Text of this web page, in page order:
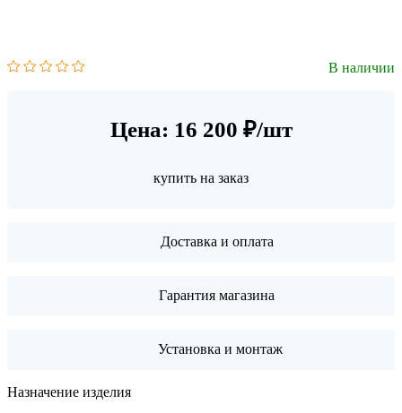
В наличии
Цена: 16 200 ₽/шт
купить на заказ
Доставка и оплата
Гарантия магазина
Установка и монтаж
Назначение изделия